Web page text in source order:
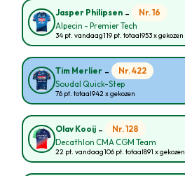
Jasper Philipsen - Nr. 16
Alpecin - Premier Tech
34 pt. vandaag119 pt. totaal953 x gekozen
Tim Merlier - Nr. 422
Soudal Quick-Step
76 pt. totaal942 x gekozen
Olav Kooij - Nr. 128
Decathlon CMA CGM Team
22 pt. vandaag106 pt. totaal891 x gekozen